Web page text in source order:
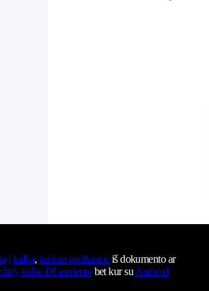
į kalbą, kurkite podkastusiš dokumento ar
balso DI asistentobet kur suAndroid